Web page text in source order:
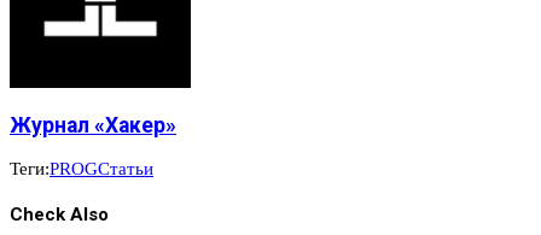
Журнал «Хакер»
Теги:PROGСтатьи
Check Also